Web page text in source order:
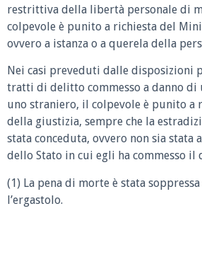
restrittiva della libertà personale di
colpevole è punito a richiesta del
ovvero a istanza o a querela della
Nei casi preveduti dalle disposizioni
tratti di delitto commesso a danno di
uno straniero, il colpevole è punito a
della giustizia, sempre che la
stata conceduta, ovvero non sia stata
dello Stato in cui egli ha commesso il
(1) La pena di morte è stata
l’ergastolo.